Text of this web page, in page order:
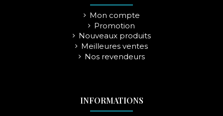
Mon compte
Promotion
Nouveaux produits
Meilleures ventes
Nos revendeurs
INFORMATIONS